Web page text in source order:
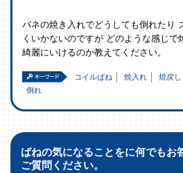
バネの焼き入れでどうしても倒れたり
くいかないのですが どのような感じで
綺麗にいけるのか教えてください。
コイルばね 焼入れ 焼戻し
倒れ
ばねの気になることをに何でもお
ご質問ください。